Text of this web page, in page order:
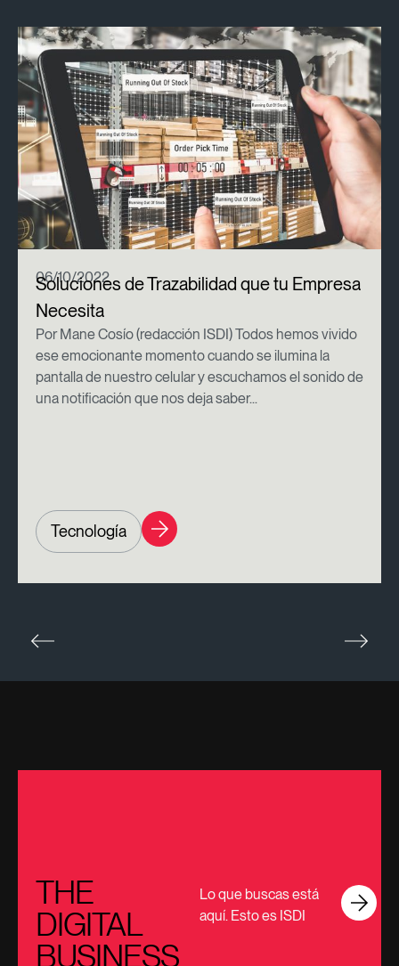
06/10/2022
Soluciones de Trazabilidad que tu Empresa
Necesita
Por Mane Cosío (redacción ISDI) Todos hemos vivido
ese emocionante momento cuando se ilumina la
pantalla de nuestro celular y escuchamos el sonido de
una notificación que nos deja saber...
Tecnología
THE
DIGITAL
BUSINESS
Lo que buscas está
aquí. Esto es ISDI